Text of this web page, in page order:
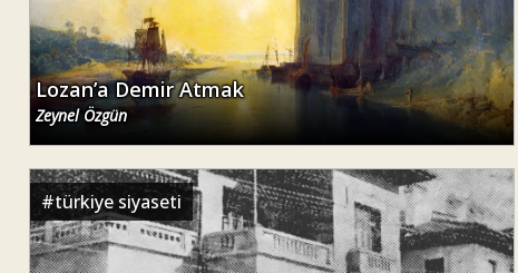
Lozan’a Demir Atmak
Zeynel Özgün
#türkiye siyaseti